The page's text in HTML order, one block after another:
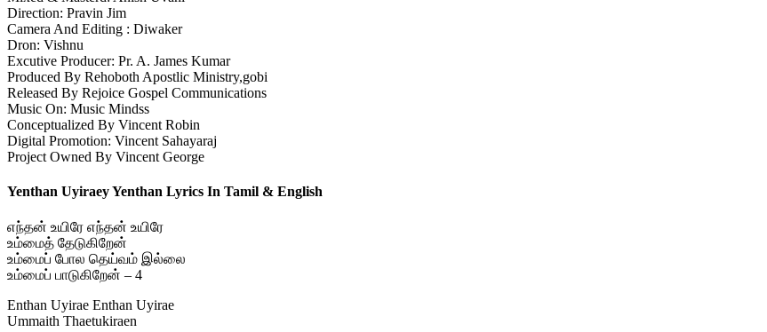
Direction: Pravin Jim
Camera And Editing : Diwaker
Dron: Vishnu
Excutive Producer: Pr. A. James Kumar
Produced By Rehoboth Apostlic Ministry,gobi
Released By Rejoice Gospel Communications
Music On: Music Mindss
Conceptualized By Vincent Robin
Digital Promotion: Vincent Sahayaraj
Project Owned By Vincent George
Yenthan Uyiraey Yenthan Lyrics In Tamil & English
எந்தன் உயிரே எந்தன் உயிரே
உம்மைத் தேடுகிறேன்
உம்மைப் போல தெய்வம் இல்லை
உம்மைப் பாடுகிறேன் – 4
Enthan Uyirae Enthan Uyirae
Ummaith Thaetukiraen